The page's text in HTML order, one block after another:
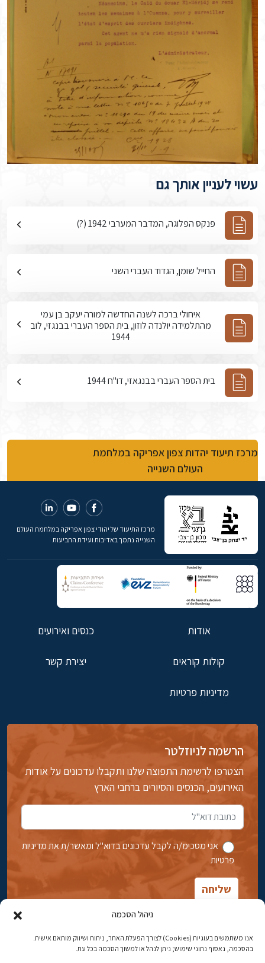
ניהול הסכמה
אנו משתמשים בעוגיות (Cookies) לצורך הפעלת האתר, ניתוח ושיווק מותאם אישית.
בהסכמה, נאסוף נתוני שימוש; ניתן לנהל או למשוך הסכמה בכל עת.
עשוי לעניין אותך גם
פנקס הפלוגה, המדבר המערבי 1942 (?)
החייל שומן, הגדוד העברי השני
איחולי ברכה לשנה החדשה למורה יעקב בן עמי
מהתלמידה יולנדה לוזון, בית הספר העברי בבנגזי, לוב
1944
בית הספר העברי בבנגאזי, דו"ח 1944
מרכז תיעוד יהדות צפון אפריקה במלחמת
העולם השנייה
מרכז התיעוד של יהודי צפון אפריקה במלחמת העולם
השנייה נתמך באדיבות ועידת התביעות
אודות כנסים ואירועים
קולות קוראים יצירת קשר
מדיניות פרטיות
הרשמה לניוזלטר
הצטרפו לרשימת התפוצה שלנו ותקבלו עדכונים על אודות
האירועים, הכנסים והסיורים ברחבי הארץ
אני מסכימ/ה לקבל עדכונים בדוא''ל ומאשר/ת את מדיניות
פרטיות
אבן גבירול 14, רחביה, ירושלים